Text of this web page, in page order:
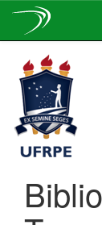
navigation